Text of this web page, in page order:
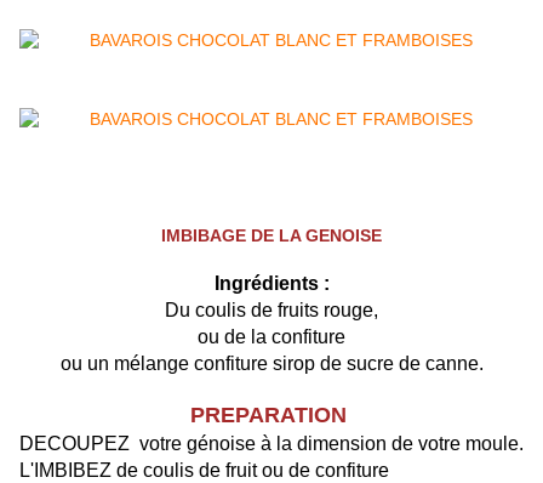
IMBIBAGE DE LA GENOISE
Ingrédients :
Du coulis de fruits rouge,
ou de la confiture
ou un mélange confiture sirop de sucre de canne.
PREPARATION
DECOUPEZ votre génoise à la dimension de votre moule.
L'IMBIBEZ de coulis de fruit ou de confiture